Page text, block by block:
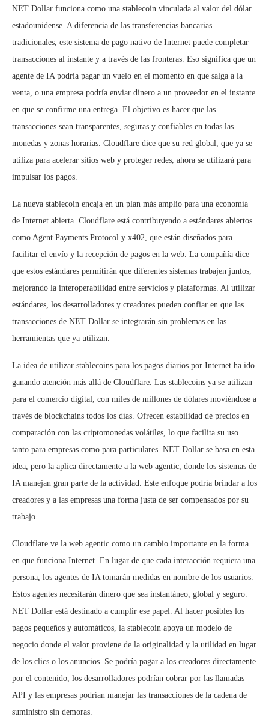
NET Dollar funciona como una stablecoin vinculada al valor del dólar
estadounidense. A diferencia de las transferencias bancarias
tradicionales, este sistema de pago nativo de Internet puede completar
transacciones al instante y a través de las fronteras. Eso significa que un
agente de IA podría pagar un vuelo en el momento en que salga a la
venta, o una empresa podría enviar dinero a un proveedor en el instante
en que se confirme una entrega. El objetivo es hacer que las
transacciones sean transparentes, seguras y confiables en todas las
monedas y zonas horarias. Cloudflare dice que su red global, que ya se
utiliza para acelerar sitios web y proteger redes, ahora se utilizará para
impulsar los pagos.
La nueva stablecoin encaja en un plan más amplio para una economía
de Internet abierta. Cloudflare está contribuyendo a estándares abiertos
como Agent Payments Protocol y x402, que están diseñados para
facilitar el envío y la recepción de pagos en la web. La compañía dice
que estos estándares permitirán que diferentes sistemas trabajen juntos,
mejorando la interoperabilidad entre servicios y plataformas. Al utilizar
estándares, los desarrolladores y creadores pueden confiar en que las
transacciones de NET Dollar se integrarán sin problemas en las
herramientas que ya utilizan.
La idea de utilizar stablecoins para los pagos diarios por Internet ha ido
ganando atención más allá de Cloudflare. Las stablecoins ya se utilizan
para el comercio digital, con miles de millones de dólares moviéndose a
través de blockchains todos los días. Ofrecen estabilidad de precios en
comparación con las criptomonedas volátiles, lo que facilita su uso
tanto para empresas como para particulares. NET Dollar se basa en esta
idea, pero la aplica directamente a la web agentic, donde los sistemas de
IA manejan gran parte de la actividad. Este enfoque podría brindar a los
creadores y a las empresas una forma justa de ser compensados por su
trabajo.
Cloudflare ve la web agentic como un cambio importante en la forma
en que funciona Internet. En lugar de que cada interacción requiera una
persona, los agentes de IA tomarán medidas en nombre de los usuarios.
Estos agentes necesitarán dinero que sea instantáneo, global y seguro.
NET Dollar está destinado a cumplir ese papel. Al hacer posibles los
pagos pequeños y automáticos, la stablecoin apoya un modelo de
negocio donde el valor proviene de la originalidad y la utilidad en lugar
de los clics o los anuncios. Se podría pagar a los creadores directamente
por el contenido, los desarrolladores podrían cobrar por las llamadas
API y las empresas podrían manejar las transacciones de la cadena de
suministro sin demoras.